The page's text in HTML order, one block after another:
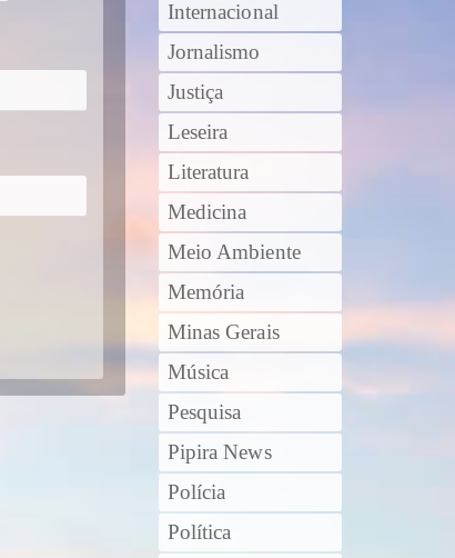
Internacional
Jornalismo
Justiça
Leseira
Literatura
Medicina
Meio Ambiente
Memória
Minas Gerais
Música
Pesquisa
Pipira News
Polícia
Política